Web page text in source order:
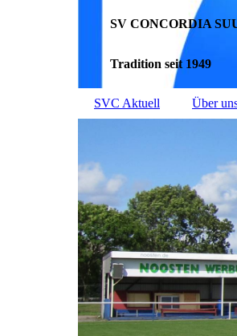
SV CONCORDIA
Tradition seit 1949
SVC Aktuell Über